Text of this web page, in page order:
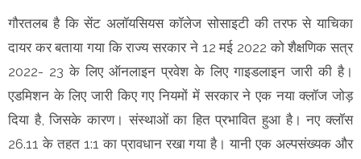
गौरतलब है कि सेंट अलॉयसियस कॉलेज सोसाइटी की तरफ से याचिका
दायर कर बताया गया कि राज्य सरकार ने 12 मई 2022 को शैक्षणिक सत्र
2022- 23 के लिए ऑनलाइन प्रवेश के लिए गाइडलाइन जारी की है।
एडमिशन के लिए जारी किए गए नियमों में सरकार ने एक नया क्लॉज जोड़
दिया है, जिसके कारण। संस्थाओं का हित प्रभावित हुआ है। नए क्लॉस
26.11 के तहत 1:1 का प्रावधान रखा गया है। यानी एक अल्पसंख्यक और